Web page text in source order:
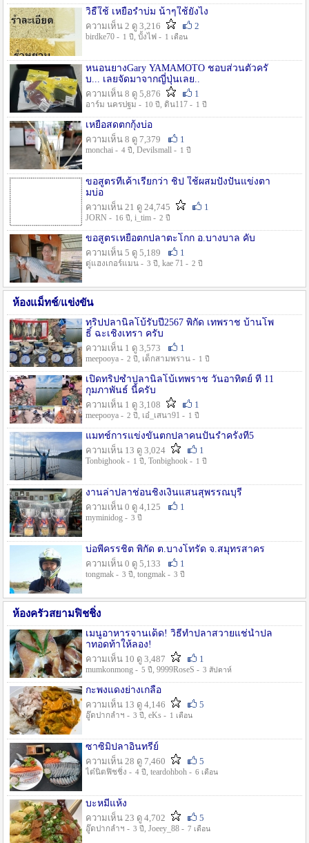
วิธืใช้ เหยื่อรำบ่ม น้าๆใช้ยังไง
ความเห็น 2 ดู 3,216
2
birdke70 - 1 ปี , บั้งไฟ - 1 เดือน
หนอนยางGary YAMAMOTO ชอบส่วนตัวครั
บ... เลยจัดมาจากญี่ปุ่นเลย..
ความเห็น 8 ดู 5,876
1
อาร์ม นครปฐม - 10 ปี , ดิน117 - 1 ปี
เหยื่อสดตกกุ้งบ่อ
ความเห็น 8 ดู 7,379
1
monchai - 4 ปี , Devilsmall - 1 ปี
ขอสูตรที่เค้าเรียกว่า ชิป ใช้ผสมปังปั่นแข่งตา
มบ่อ
ความเห็น 21 ดู 24,745
1
JORN - 16 ปี , i_tim - 2 ปี
ขอสูตรเหยื่อตกปลาตะโกก อ.บางบาล คับ
ความเห็น 5 ดู 5,189
1
ตู่แฮงเกอร์แมน - 3 ปี , kae 71 - 2 ปี
ห้องแม็ทช์/แข่งขัน
ทริปปลานิลโบ้รับปี2567 พิกัด เทพราช บ้านโพ
ธิ์ ฉะเชิงเทรา ครับ
ความเห็น 1 ดู 3,573
1
meepooya - 2 ปี , เด็กสามพราน - 1 ปี
เปิดทริปซ้ำปลานิลโบ้เทพราช วันอาทิตย์ ที่ 11
กุมภาพันธ์ นี้ครับ
ความเห็น 1 ดู 3,108
1
meepooya - 2 ปี , เอ๋_เสนา91 - 1 ปี
แมทช์การแข่งขั้นตกปลาคนปั้นรำครั้งที่5
ความเห็น 13 ดู 3,024
1
Tonbighook - 1 ปี , Tonbighook - 1 ปี
งานล่าปลาช่อนชิงเงินแสนสุพรรณบุรี
ความเห็น 0 ดู 4,125
1
myminidog - 3 ปี
บ่อพี่ครรชิต พิกัด ต.บางโทรัด จ.สมุทรสาคร
ความเห็น 0 ดู 5,133
1
tongmak - 3 ปี , tongmak - 3 ปี
ห้องครัวสยามฟิชชิ่ง
เมนูอาหารจานเด็ด! วิธีทำปลาสวายแช่น้ำปล
าทอดท้าให้ลอง!
ความเห็น 10 ดู 3,487
1
mumkonmong - 5 ปี , 9999RoseS - 3 สัปดาห์
กะพงแดงย่างเกลือ
ความเห็น 13 ดู 4,146
5
อู๊ดปากลำฯ - 3 ปี , eKs - 1 เดือน
ซาซิมิปลาอินทรีย์
ความเห็น 28 ดู 7,460
5
ไต๋นิตฟิชชิ่ง - 4 ปี , teardohboh - 6 เดือน
บะหมี่แห้ง
ความเห็น 23 ดู 4,702
5
อู๊ดปากลำฯ - 3 ปี , Joeey_88 - 7 เดือน